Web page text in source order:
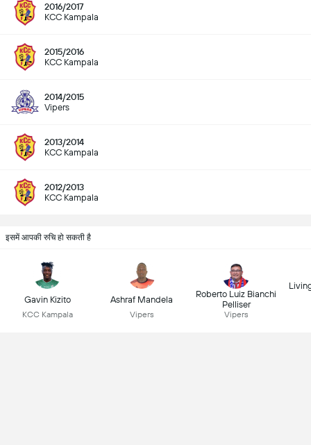
2016/2017
KCC Kampala
2015/2016
KCC Kampala
2014/2015
Vipers
2013/2014
KCC Kampala
2012/2013
KCC Kampala
इसमें आपकी रुचि हो सकती है
Gavin Kizito
KCC Kampala
Ashraf Mandela
Vipers
Roberto Luiz Bianchi
Pelliser
Vipers